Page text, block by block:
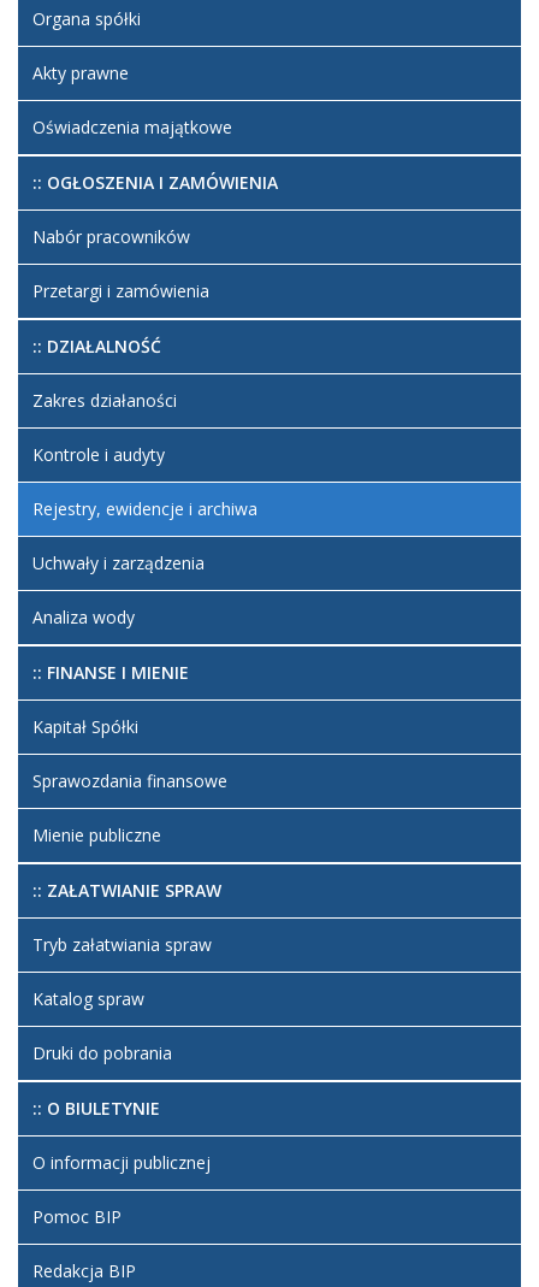
Organa spółki
Akty prawne
Oświadczenia majątkowe
:: OGŁOSZENIA I ZAMÓWIENIA
Nabór pracowników
Przetargi i zamówienia
:: DZIAŁALNOŚĆ
Zakres działaności
Kontrole i audyty
Rejestry, ewidencje i archiwa
Uchwały i zarządzenia
Analiza wody
:: FINANSE I MIENIE
Kapitał Spółki
Sprawozdania finansowe
Mienie publiczne
:: ZAŁATWIANIE SPRAW
Tryb załatwiania spraw
Katalog spraw
Druki do pobrania
:: O BIULETYNIE
O informacji publicznej
Pomoc BIP
Redakcja BIP